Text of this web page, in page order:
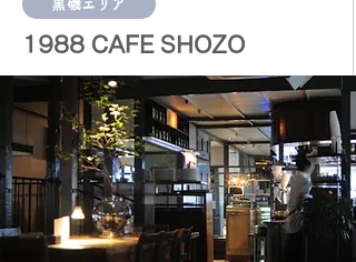
黒磯エリア
1988 CAFE SHOZO